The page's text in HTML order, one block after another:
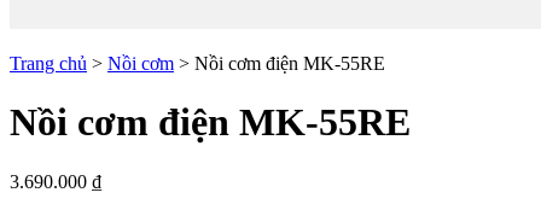
Trang chủ > Nồi cơm > Nồi cơm điện MK-55RE
Nồi cơm điện MK-55RE
3.690.000 ₫